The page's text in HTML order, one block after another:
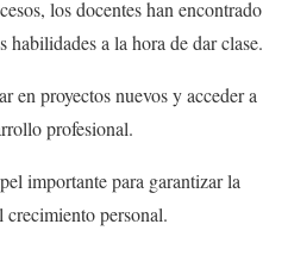
los docentes han encontrado
habilidades a la hora de dar clase.
en proyectos nuevos y acceder a
profesional.
importante para garantizar la
personal.